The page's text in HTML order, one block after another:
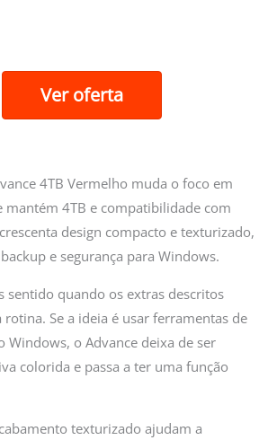
Ver oferta
4TB Vermelho muda o foco em
mantém 4TB e compatibilidade com
design compacto e texturizado,
e segurança para Windows.
sentido quando os extras descritos
Se a ideia é usar ferramentas de
Windows, o Advance deixa de ser
colorida e passa a ter uma função
texturizado ajudam a